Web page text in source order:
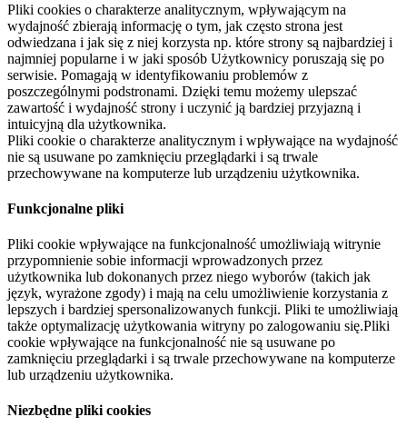
Pliki cookies o charakterze analitycznym, wpływającym na
wydajność zbierają informację o tym, jak często strona jest
odwiedzana i jak się z niej korzysta np. które strony są najbardziej i
najmniej popularne i w jaki sposób Użytkownicy poruszają się po
serwisie. Pomagają w identyfikowaniu problemów z
poszczególnymi podstronami. Dzięki temu możemy ulepszać
zawartość i wydajność strony i uczynić ją bardziej przyjazną i
intuicyjną dla użytkownika.
Pliki cookie o charakterze analitycznym i wpływające na wydajność
nie są usuwane po zamknięciu przeglądarki i są trwale
przechowywane na komputerze lub urządzeniu użytkownika.
Funkcjonalne pliki
Pliki cookie wpływające na funkcjonalność umożliwiają witrynie
przypomnienie sobie informacji wprowadzonych przez
użytkownika lub dokonanych przez niego wyborów (takich jak
język, wyrażone zgody) i mają na celu umożliwienie korzystania z
lepszych i bardziej spersonalizowanych funkcji. Pliki te umożliwiają
także optymalizację użytkowania witryny po zalogowaniu się.Pliki
cookie wpływające na funkcjonalność nie są usuwane po
zamknięciu przeglądarki i są trwale przechowywane na komputerze
lub urządzeniu użytkownika.
Niezbędne pliki cookies